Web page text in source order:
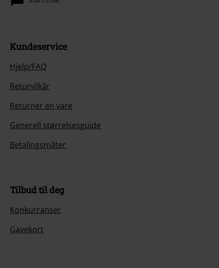
Kundeservice
Hjelp/FAQ
Returvilkår
Returner en vare
Generell størrelsesguide
Betalingsmåter
Tilbud til deg
Konkurranser
Gavekort